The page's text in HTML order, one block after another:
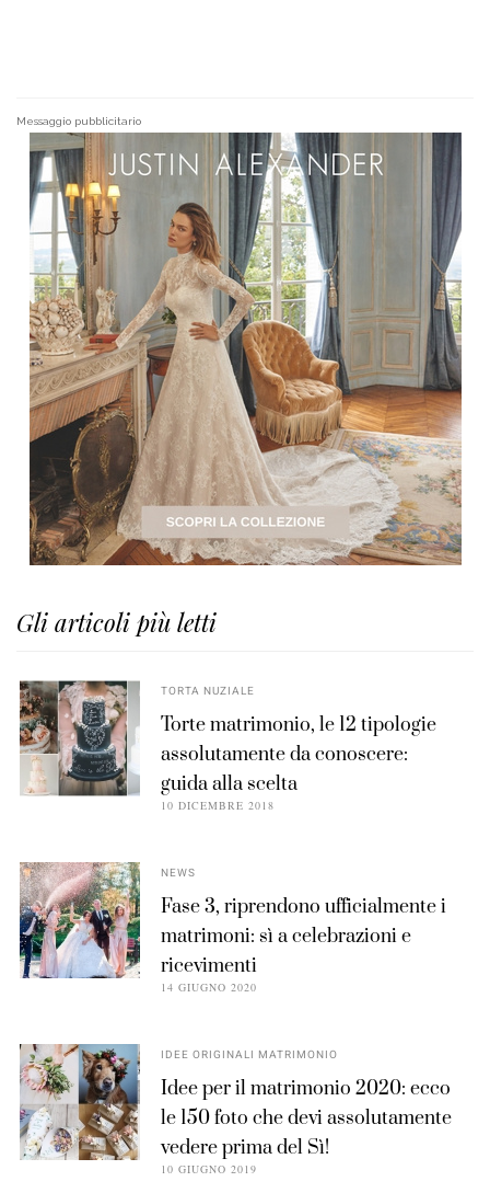
Messaggio pubblicitario
Gli articoli più letti
TORTA NUZIALE
Torte matrimonio, le 12 tipologie
assolutamente da conoscere:
guida alla scelta
10 DICEMBRE 2018
NEWS
Fase 3, riprendono ufficialmente i
matrimoni: sì a celebrazioni e
ricevimenti
14 GIUGNO 2020
IDEE ORIGINALI MATRIMONIO
Idee per il matrimonio 2020: ecco
le 150 foto che devi assolutamente
vedere prima del Sì!
10 GIUGNO 2019